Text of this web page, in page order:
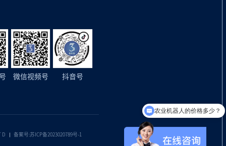
微信视频号 抖音号
备案号:苏ICP备2023020789号-1
农业机器人的价格多少？